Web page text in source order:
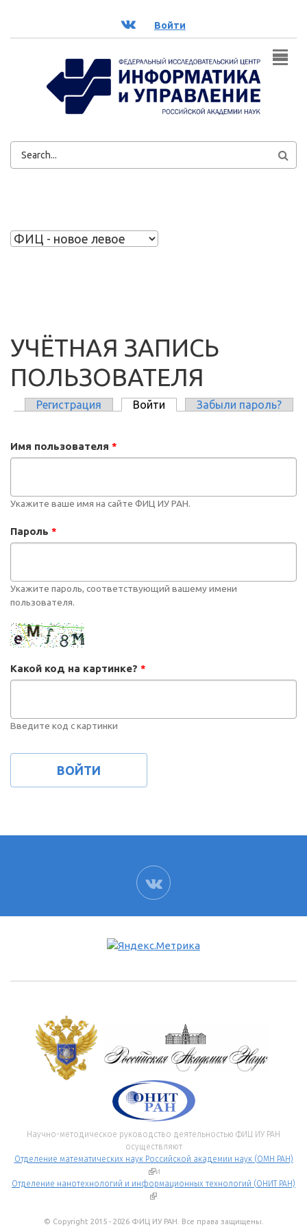
ВК Войти
ФОРМА
УЧЁТНАЯ ЗАПИСЬ
ПОЛЬЗОВАТЕЛЯ
Регистрация Войти (активная вкладка)
Забыли пароль?
Имя пользователя *
Укажите ваше имя на сайте ФИЦ ИУ РАН.
Пароль *
Укажите пароль, соответствующий вашему имени
пользователя.
Какой код на картинке? *
Введите код с картинки
ВК
Научно-методическое руководство деятельностью ФИЦ ИУ РАН
осуществляют
Отделение математических наук Российской академии наук (ОМН РАН)
(внешняя ссылка)
и
Отделение нанотехнологий и информационных технологий (ОНИТ РАН)
(внешняя ссылка)
.
© Copyright 2015 - 2026 ФИЦ ИУ РАН. Все права защищены.